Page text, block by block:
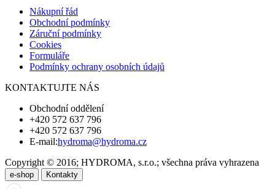
Nákupní řád
Obchodní podmínky
Záruční podmínky
Cookies
Formuláře
Podmínky ochrany osobních údajů
KONTAKTUJTE NÁS
Obchodní oddělení
+420 572 637 796
+420 572 637 796
E-mail:hydroma@hydroma.cz
Copyright © 2016; HYDROMA, s.r.o.; všechna práva vyhrazena
e-shop Kontakty